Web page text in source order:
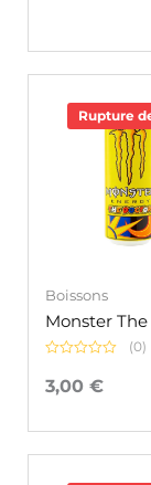
Rupture
Boissons
Monster
0
sur
(0)
3,00 €